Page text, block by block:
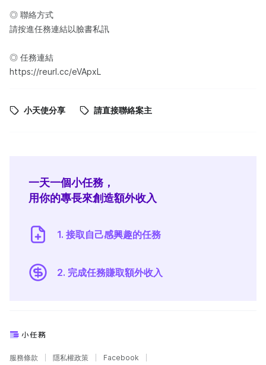
◎ 聯絡方式
請按進任務連結以臉書私訊
◎ 任務連結
https://reurl.cc/eVApxL
小天使分享 請直接聯絡案主
一天一個小任務，
用你的專長來創造額外收入
1. 接取自己感興趣的任務
2. 完成任務賺取額外收入
服務條款 隱私權政策 Facebook